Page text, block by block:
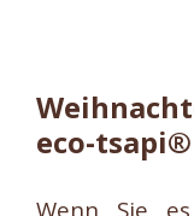
eco-
Wenn Sie